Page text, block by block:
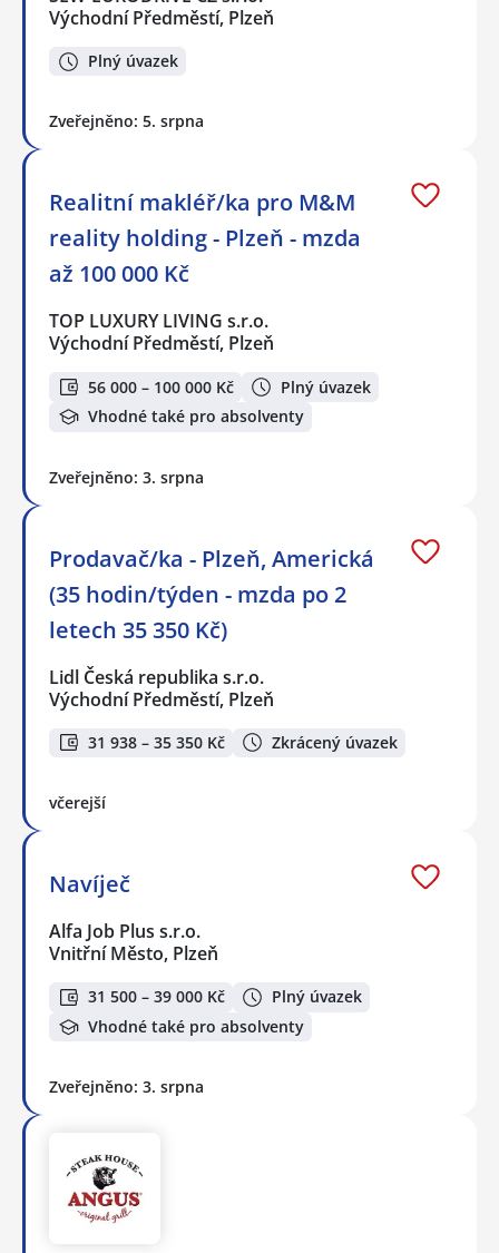
Východní Předměstí, Plzeň
Plný úvazek
Zveřejněno: 5. srpna
Realitní makléř/ka pro M&M
reality holding - Plzeň - mzda
až 100 000 Kč
TOP LUXURY LIVING s.r.o.
Východní Předměstí, Plzeň
56 000 – 100 000 Kč
Plný úvazek
Vhodné také pro absolventy
Zveřejněno: 3. srpna
Prodavač/ka - Plzeň, Americká
(35 hodin/týden - mzda po 2
letech 35 350 Kč)
Lidl Česká republika s.r.o.
Východní Předměstí, Plzeň
31 938 – 35 350 Kč Zkrácený úvazek
včerejší
Navíječ
Alfa Job Plus s.r.o.
Vnitřní Město, Plzeň
31 500 – 39 000 Kč
Plný úvazek
Vhodné také pro absolventy
Zveřejněno: 3. srpna